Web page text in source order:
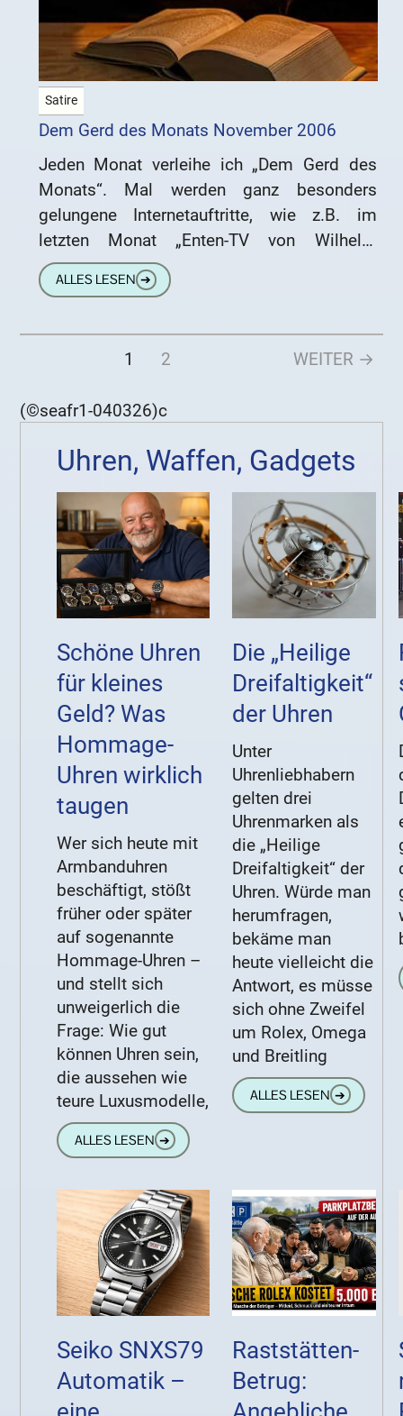
Satire
Dem Gerd des Monats November 2006
Jeden Monat verleihe ich „Dem Gerd des
Monats“. Mal werden ganz besonders
gelungene Internetauftritte, wie z.B. im
letzten Monat „Enten-TV von Wilhelm
Schoggomann“ ausgezeichnet. Immer
wieder fällt meine Wahl aber
ALLES LESEN ➔
1 2 WEITER →
(©seafr1-040326)c
Uhren, Waffen, Gadgets
Schöne Uhren
für kleines
Geld? Was
Hommage-
Uhren wirklich
taugen
Wer sich heute mit
Armbanduhren
beschäftigt, stößt
früher oder später
auf sogenannte
Hommage-Uhren –
und stellt sich
unweigerlich die
Frage: Wie gut
können Uhren sein,
die aussehen wie
teure Luxusmodelle,
ALLES LESEN ➔
Die „Heilige
Dreifaltigkeit“
der Uhren
Unter
Uhrenliebhabern
gelten drei
Uhrenmarken als
die „Heilige
Dreifaltigkeit“ der
Uhren. Würde man
herumfragen,
bekäme man
heute vielleicht die
Antwort, es müsse
sich ohne Zweifel
um Rolex, Omega
und Breitling
ALLES LESEN ➔
Seiko SNXS79
Automatik –
Raststätten-
Betrug: